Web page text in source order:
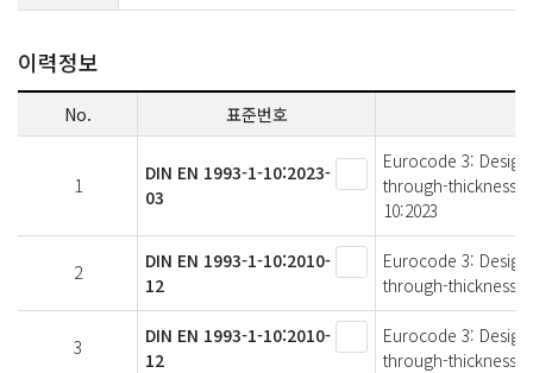
이력정보
No. 표준번호
1
DIN EN 1993-1-10:2023-
03
Eurocode 3:
through-thickness
10:2023
2
DIN EN 1993-1-10:2010-
12
Eurocode 3:
through-thickness
3
DIN EN 1993-1-10:2010-
12
Eurocode 3:
through-thickness